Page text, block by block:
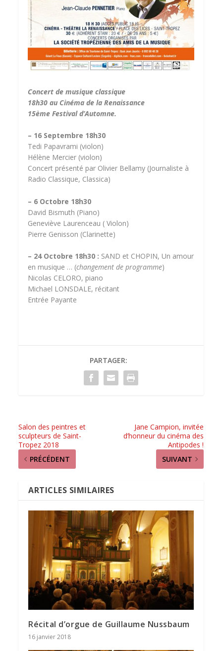
Concert de musique classique
18h30 au Cinéma de la Renaissance
15ème Festival d’Automne.
– 16 Septembre 18h30
Tedi Papavrami (violon)
Hélène Mercier (violon)
Concert présenté par Olivier Bellamy (Journaliste à
Radio Classique, Classica)
– 6 Octobre 18h30
David Bismuth (Piano)
Geneviève Laurenceau ( Violon)
Pierre Genisson (Clarinette)
– 24 Octobre 18h30 : SAND et CHOPIN, Un amour
en musique … (changement de programme)
Nicolas CELORO, piano
Michael LONSDALE, récitant
Entrée Payante
PARTAGER:
Salon des peintres et
sculpteurs de Saint-
Tropez 2018
PRÉCÉDENT
Jane Campion, invitée
d’honneur du cinéma des
Antipodes !
SUIVANT
ARTICLES SIMILAIRES
Récital d’orgue de Guillaume Nussbaum
16 janvier 2018